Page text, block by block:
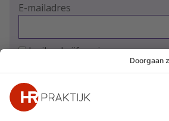
E-mailadres
Ja, ik schrijf me in